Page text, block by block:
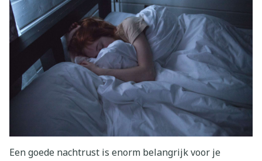
Een goede nachtrust is enorm belangrijk voor je